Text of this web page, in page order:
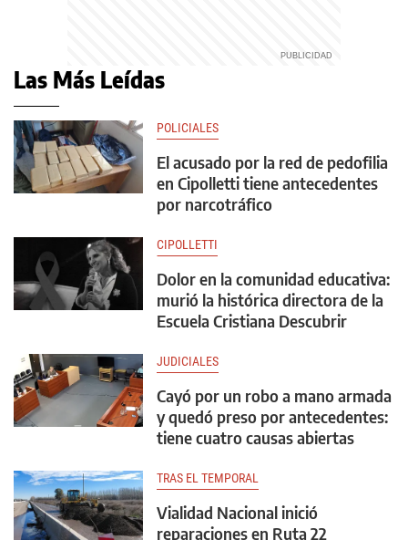
Las Más Leídas
POLICIALES
El acusado por la red de pedofilia
en Cipolletti tiene antecedentes
por narcotráfico
CIPOLLETTI
Dolor en la comunidad educativa:
murió la histórica directora de la
Escuela Cristiana Descubrir
JUDICIALES
Cayó por un robo a mano armada
y quedó preso por antecedentes:
tiene cuatro causas abiertas
TRAS EL TEMPORAL
Vialidad Nacional inició
reparaciones en Ruta 22